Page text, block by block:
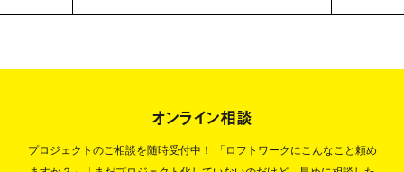
オンライン相談
プロジェクトのご相談を随時受付中！
「ロフトワークにこんなこと頼め